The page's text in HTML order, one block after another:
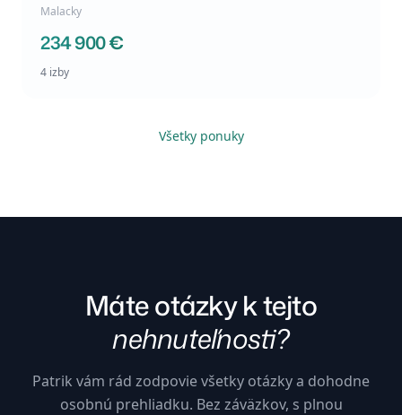
Malacky
234 900 €
4 izby
Všetky ponuky
Máte otázky k tejto
nehnuteľnosti?
Patrik vám rád zodpovie všetky otázky a dohodne
osobnú prehliadku. Bez záväzkov, s plnou